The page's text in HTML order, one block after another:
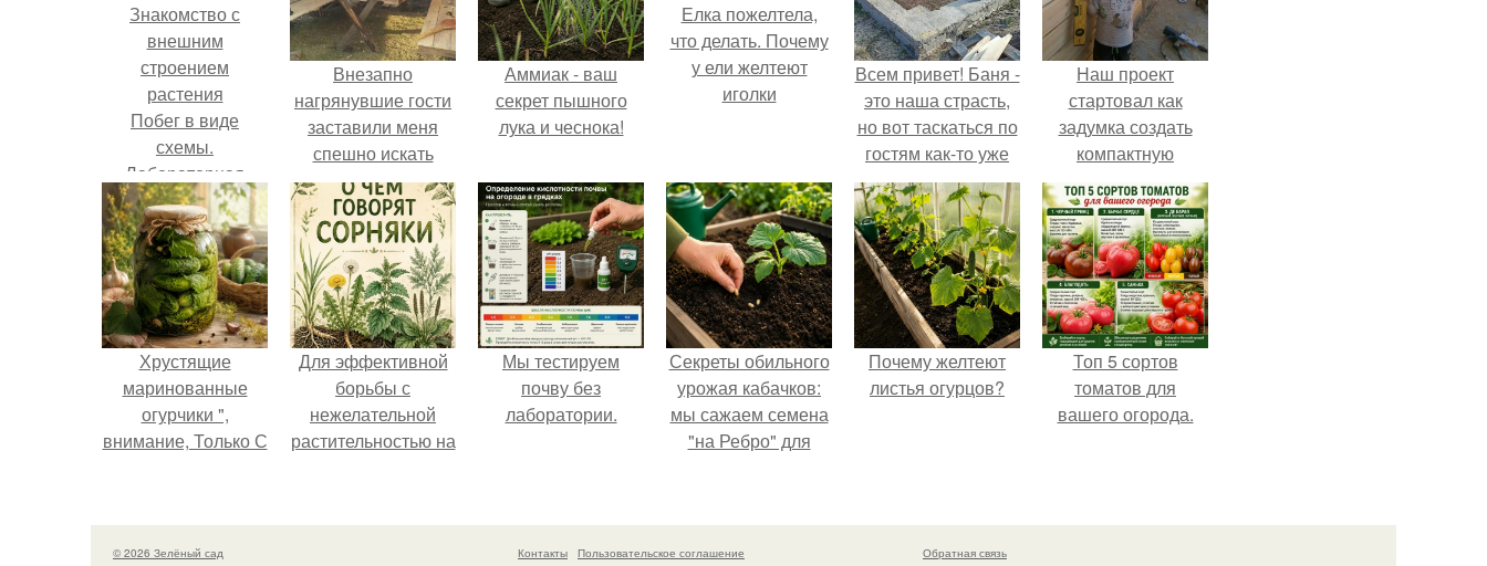
Побег в виде
схемы.
Лабораторная
работа .
Знакомство с
внешним
строением
растения
Внезапно
нагрянувшие гости
заставили меня
спешно искать
решение, так как на
обстоятельный
ремонт времени
катастрофически не
хватало.
Аммиак - ваш
секрет пышного
лука и чеснока!
Елка пожелтела,
что делать. Почему
у ели желтеют
иголки
Всем привет! Баня -
это наша страсть,
но вот таскаться по
гостям как-то уже
надоело.
Наш проект
стартовал как
задумка создать
компактную
беседку для
отдыха.
Хрустящие
маринованные
огурчики ",
внимание, Только С
Для эффективной
борьбы с
нежелательной
растительностью на
участке крайне
Мы тестируем
почву без
лаборатории.
Секреты обильного
урожая кабачков:
мы сажаем семена
"на Ребро" для
Почему желтеют
листья огурцов?
Топ 5 сортов
томатов для
вашего огорода.
© 2026 Зелёный сад Контакты Пользовательское соглашение Обратная связь